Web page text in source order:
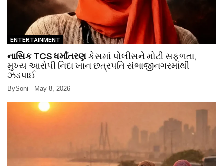
ENTERTAINMENT
નાસિક TCS ધર્માંતરણકેસમાં પોલીસને મોટી સફળતા,
મુખ્ય આરોપી નિદા ખાન છત્રપતિ સંભાજીનગરમાંથી
ઝડપાઈ
BySoni May 8, 2026